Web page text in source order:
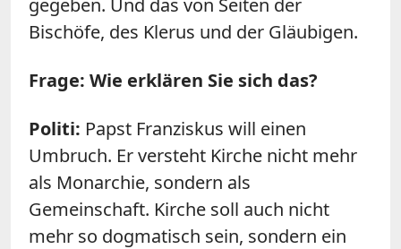
Bischöfe, des Klerus und der Gläubigen.
Frage: Wie erklären Sie sich das?
Politi: Papst Franziskus will einen
Umbruch. Er versteht Kirche nicht mehr
als Monarchie, sondern als
Gemeinschaft. Kirche soll auch nicht
mehr so dogmatisch sein, sondern ein